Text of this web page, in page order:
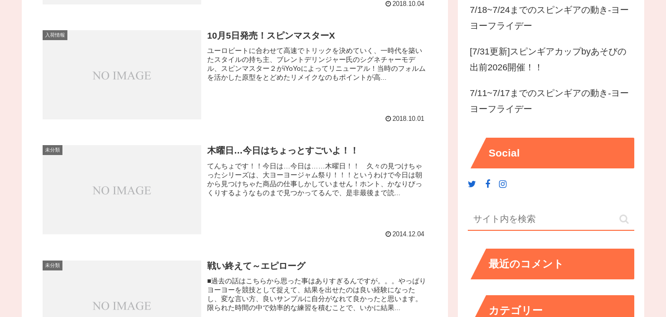
2018.10.04
入荷情報 10月5日発売！スピンマスターX
ユーロビートに合わせて高速でトリックを決めていく、一時代を築い
たスタイルの持ち主、ブレントデリンジャー氏のシグネチャーモデ
ル、スピンマスター２がiYoYoによってリニューアル！当時のフォルム
を活かした原型をとどめたリメイクなのもポイントが高...
2018.10.01
未分類 木曜日…今日はちょっとすごいよ！！
てんちょです！！今日は…今日は……木曜日！！ 久々の見つけちゃ
ったシリーズは、大ヨーヨージャム祭り！！！というわけで今日は朝
から見つけちゃた商品の仕事しかしていません！ホント、かなりびっ
くりするようなものまで見つかってるんで、是非最後まで読...
2014.12.04
未分類 戦い終えて～エピローグ
■過去の話はこちらから思った事はありすぎるんですが。。。やっぱり
ヨーヨーを競技として捉えて、結果を出せたのは良い経験になった
し、変な言い方、良いサンプルに自分がなれて良かったと思います。
限られた時間の中で効率的な練習を積むことで、いかに結果...
7/18~7/24までのスピンギアの動き-ヨー
ヨーフライデー
[7/31更新]スピンギアカップbyあそびの
出前2026開催！！
7/11~7/17までのスピンギアの動き-ヨー
ヨーフライデー
Social
最近のコメント
カテゴリー